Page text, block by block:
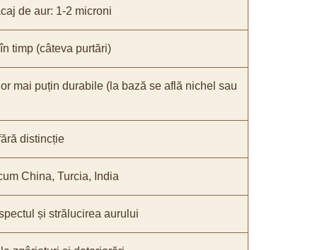
de aur: 1-2 microni
timp (câteva purtări)
mai puțin durabile (la bază se află nichel sau
distincție
China, Turcia, India
și strălucirea aurului